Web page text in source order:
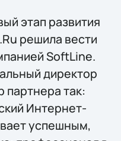
этап развития
решила вести
SoftLine.
директор
партнера так:
Интернет-
успешным,